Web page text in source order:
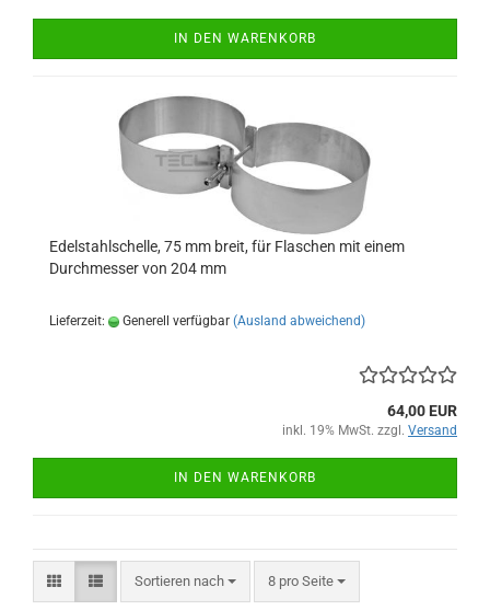
IN DEN WARENKORB
Edelstahlschelle, 75 mm breit, für Flaschen mit einem
Durchmesser von 204 mm
Lieferzeit: Generell verfügbar (Ausland abweichend)
64,00 EUR
inkl. 19% MwSt. zzgl. Versand
IN DEN WARENKORB
Sortieren nach
Sortieren nach 8 pro Seite
pro Seite